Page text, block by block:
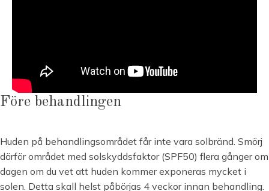
Före behandlingen
Huden på behandlingsområdet får inte vara solbränd. Smörj
därför området med solskyddsfaktor (SPF50) flera gånger om
dagen om du vet att huden kommer exponeras mycket i
solen. Detta skall helst påbörjas 4 veckor innan behandling.